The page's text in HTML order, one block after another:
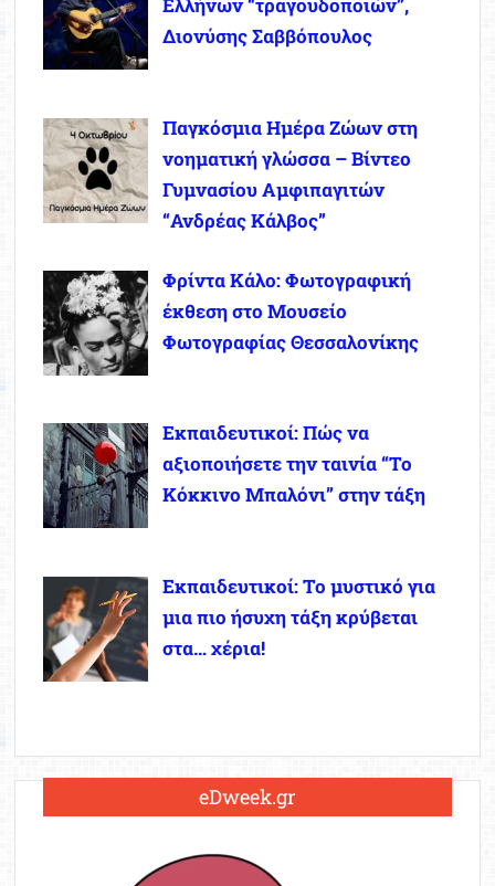
Ελλήνων “τραγουδοποιών”,
Διονύσης Σαββόπουλος
Παγκόσμια Ημέρα Ζώων στη
νοηματική γλώσσα – Βίντεο
Γυμνασίου Αμφιπαγιτών
“Ανδρέας Κάλβος”
Φρίντα Κάλο: Φωτογραφική
έκθεση στο Μουσείο
Φωτογραφίας Θεσσαλονίκης
Εκπαιδευτικοί: Πώς να
αξιοποιήσετε την ταινία “Το
Κόκκινο Μπαλόνι” στην τάξη
Εκπαιδευτικοί: Το μυστικό για
μια πιο ήσυχη τάξη κρύβεται
στα… χέρια!
eDweek.gr